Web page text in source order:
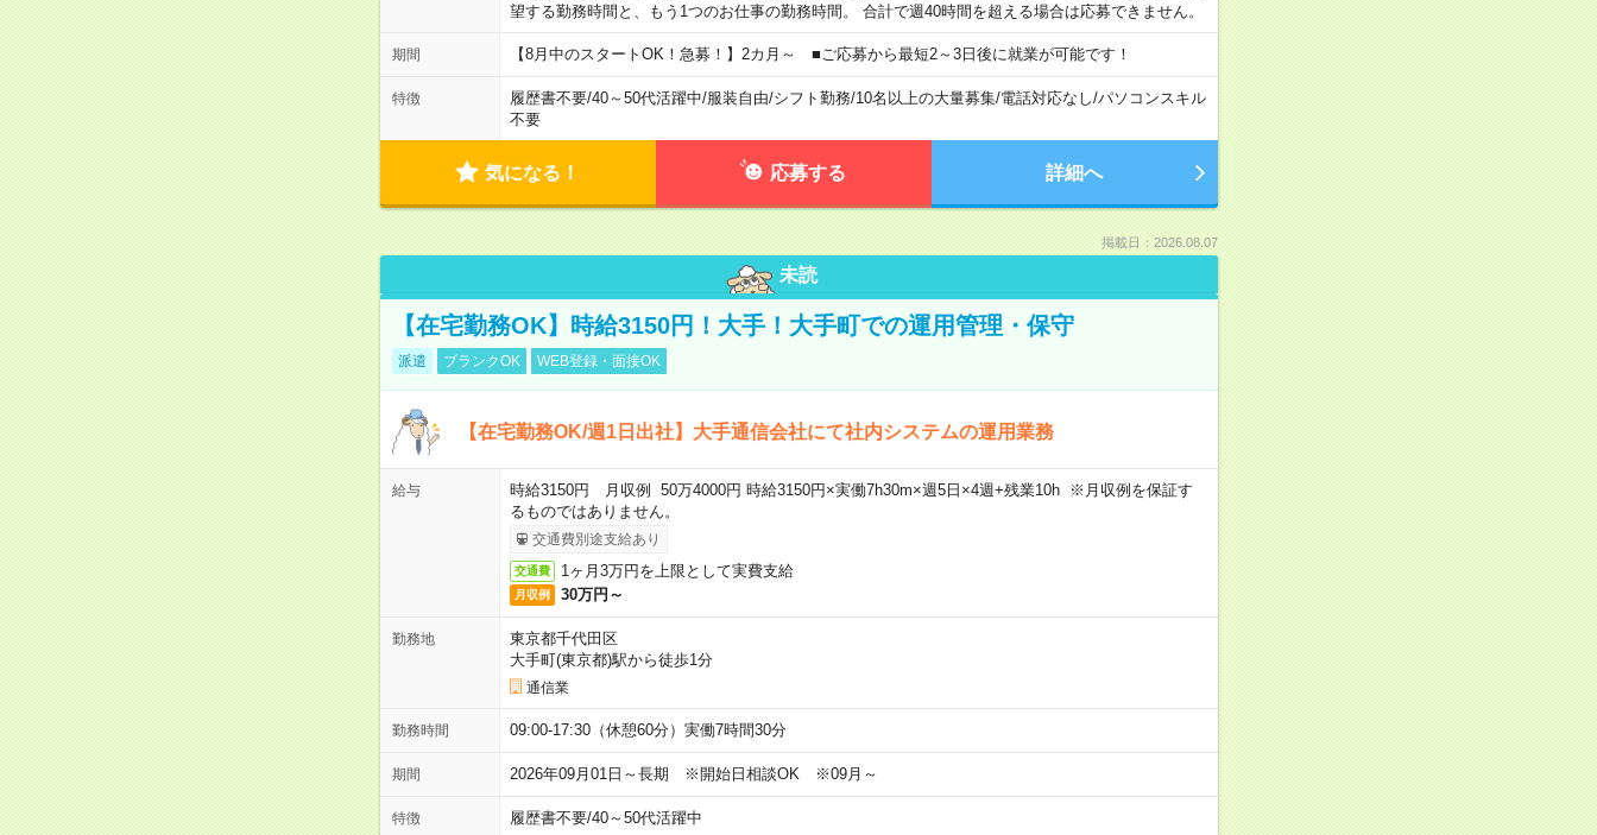
望する勤務時間と、もう1つのお仕事の勤務時間。 合計で週40時間を超える場合は応募できません。
期間 【8月中のスタートOK！急募！】2カ月～ ■ご応募から最短2～3日後に就業が可能です！
特徴 履歴書不要/40～50代活躍中/服装自由/シフト勤務/10名以上の大量募集/電話対応なし/パソコンスキル
不要
気になる！ 応募する 詳細へ
掲載日：2026.08.07
未読
【在宅勤務OK】時給3150円！大手！大手町での運用管理・保守
派遣 ブランクOK WEB登録・面接OK
【在宅勤務OK/週1日出社】大手通信会社にて社内システムの運用業務
給与
時給3150円 月収例 50万4000円 時給3150円×実働7h30m×週5日×4週+残業10h ※月収例を保証す
るものではありません。
交通費別途支給あり
交通費 1ヶ月3万円を上限として実費支給
月収例 30万円～
勤務地
東京都千代田区
大手町(東京都)駅から徒歩1分
通信業
勤務時間 09:00-17:30（休憩60分）実働7時間30分
期間 2026年09月01日～長期 ※開始日相談OK ※09月～
特徴 履歴書不要/40～50代活躍中